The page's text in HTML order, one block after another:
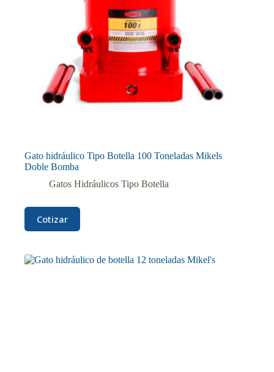
Gato hidráulico Tipo Botella 100 Toneladas Mikels
Doble Bomba
Gatos Hidráulicos Tipo Botella
Cotizar